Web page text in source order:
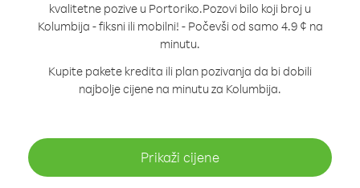
kvalitetne pozive u Portoriko.Pozovi bilo koji broj u
Kolumbija - fiksni ili mobilni! - Počevši od samo 4.9 ¢ na
minutu.
Kupite pakete kredita ili plan pozivanja da bi dobili
najbolje cijene na minutu za Kolumbija.
Prikaži cijene